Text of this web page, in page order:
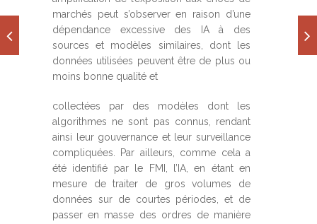
marchés peut s’observer en raison d’une
dépendance excessive des IA à des
sources et modèles similaires, dont les
données utilisées peuvent être de plus ou
moins bonne qualité et
collectées par des modèles dont les
algorithmes ne sont pas connus, rendant
ainsi leur gouvernance et leur surveillance
compliquées. Par ailleurs, comme cela a
été identifié par le FMI, l’IA, en étant en
mesure de traiter de gros volumes de
données sur de courtes périodes, et de
passer en masse des ordres de manière